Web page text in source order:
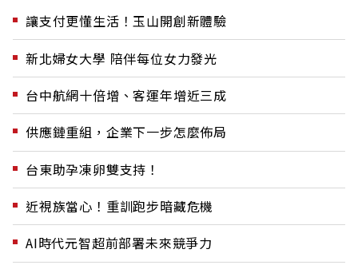
讓支付更懂生活！玉山開創新體驗
新北婦女大學 陪伴每位女力發光
台中航網十倍增、客運年增近三成
供應鏈重組，企業下一步怎麼佈局
台東助孕凍卵雙支持！
近視族當心！重訓跑步暗藏危機
AI時代元智超前部署未來競爭力